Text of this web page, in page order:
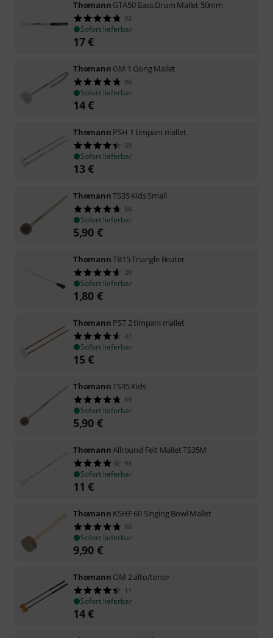
Thomann GTA50 Bass Drum Mallet 50mm
93
Sofort lieferbar
17€
Thomann GM 1 Gong Mallet
96
Sofort lieferbar
14€
Thomann PSH 1 timpani mallet
39
Sofort lieferbar
13€
ThomannTS35 Kids Small
56
Sofort lieferbar
5,90 €
ThomannTB15 Triangle Beater
20
Sofort lieferbar
1,80 €
Thomann PST 2 timpani mallet
37
Sofort lieferbar
15€
ThomannTS35 Kids
69
Sofort lieferbar
5,90 €
ThomannAllround Felt Mallet TS35M
93
Sofort lieferbar
11 €
Thomann KSHF 60 Singing Bowl Mallet
86
Sofort lieferbar
9,90 €
Thomann OM 2 alto/tenor
11
Sofort lieferbar
14€